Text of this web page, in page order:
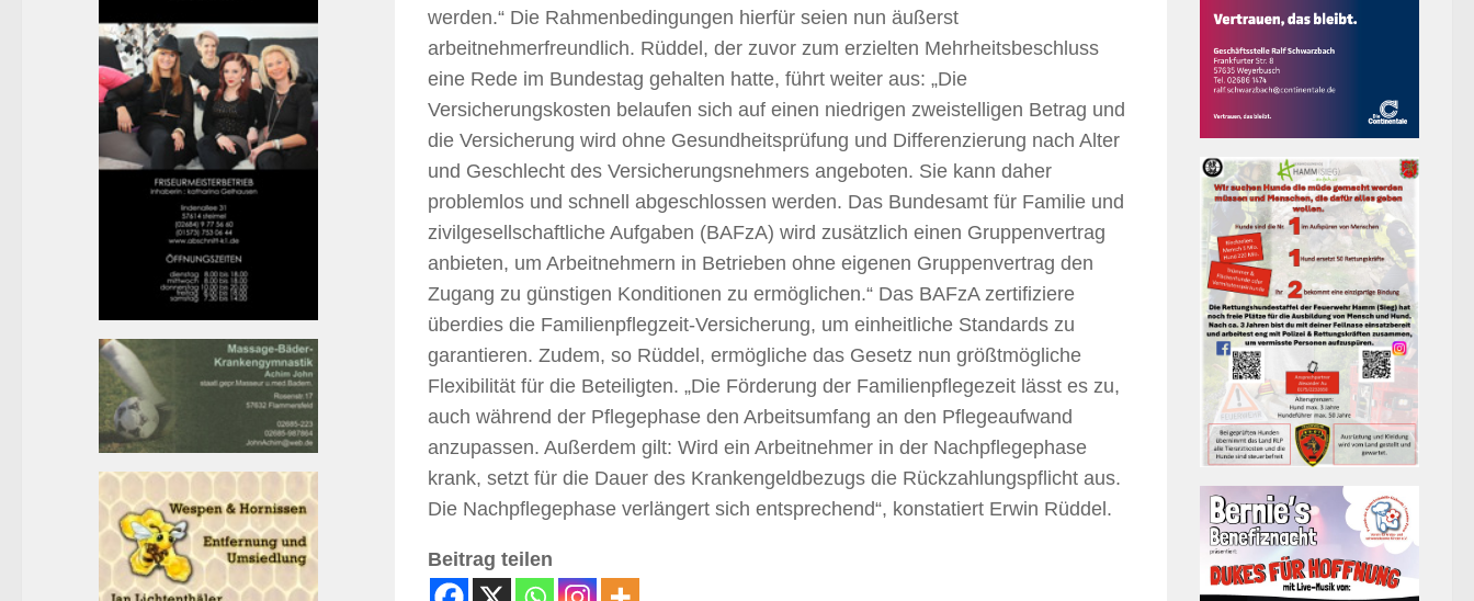
werden.“ Die Rahmenbedingungen hierfür seien nun äußerst
arbeitnehmerfreundlich. Rüddel, der zuvor zum erzielten Mehrheitsbeschluss
eine Rede im Bundestag gehalten hatte, führt weiter aus: „Die
Versicherungskosten belaufen sich auf einen niedrigen zweistelligen Betrag und
die Versicherung wird ohne Gesundheitsprüfung und Differenzierung nach Alter
und Geschlecht des Versicherungsnehmers angeboten. Sie kann daher
problemlos und schnell abgeschlossen werden. Das Bundesamt für Familie und
zivilgesellschaftliche Aufgaben (BAFzA) wird zusätzlich einen Gruppenvertrag
anbieten, um Arbeitnehmern in Betrieben ohne eigenen Gruppenvertrag den
Zugang zu günstigen Konditionen zu ermöglichen.“ Das BAFzA zertifiziere
überdies die Familienpflegzeit-Versicherung, um einheitliche Standards zu
garantieren. Zudem, so Rüddel, ermögliche das Gesetz nun größtmögliche
Flexibilität für die Beteiligten. „Die Förderung der Familienpflegezeit lässt es zu,
auch während der Pflegephase den Arbeitsumfang an den Pflegeaufwand
anzupassen. Außerdem gilt: Wird ein Arbeitnehmer in der Nachpflegephase
krank, setzt für die Dauer des Krankengeldbezugs die Rückzahlungspflicht aus.
Die Nachpflegephase verlängert sich entsprechend“, konstatiert Erwin Rüddel.
Beitrag teilen